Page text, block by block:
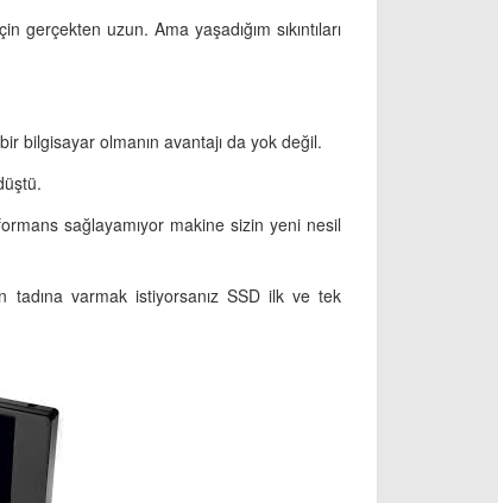
uzun. Ama yaşadığım sıkıntıları
bilgisayar olmanın avantajı da yok değil.
sağlayamıyor makine sizin yeni nesil
tadına varmak istiyorsanız SSD ilk ve tek